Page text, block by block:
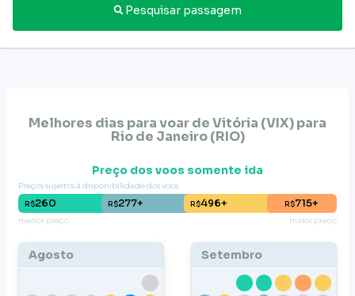
Pesquisar passagem
Melhores dias para voar deVitória (VIX)para
Rio de Janeiro(RIO)
Preço dos voos somente ida
Preços sujeitos à disponibilidade dos voos
R$260 R$277+ R$496+ R$715+
menor preço maior preço
Agosto Setembro